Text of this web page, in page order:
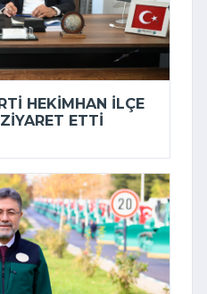
HEKIMHAN İLÇE
ETTI